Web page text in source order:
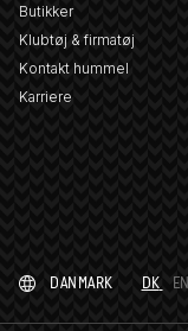
Butikker
Klubtøj & firmatøj
Kontakt hummel
Karriere
DANMARK DK EN